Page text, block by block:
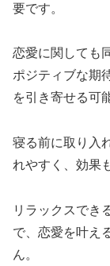
要です。
恋愛に関しても
ポジティブな期
を引き寄せる可
寝る前に取り入
れやすく、効果
リラックスでき
で、恋愛を叶え
ん。